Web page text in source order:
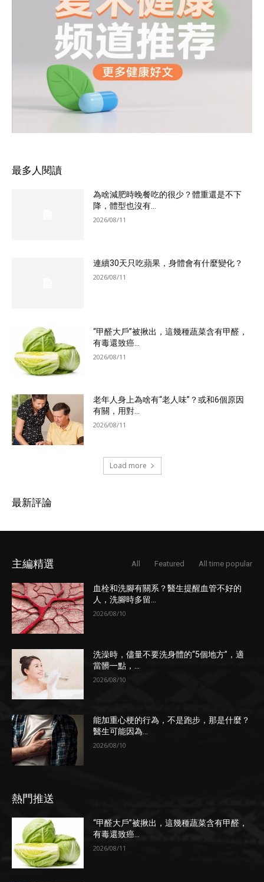
最多人閱讀
為啥減肥時晚餐吃的很少？體重還是不下
降，體型也沒有...
2026/08/11
連續30天只吃蘋果，身體會有什麼變化？
2026/08/11
“甲醛大戶”被揪出，這幾種蔬菜含有甲醛，
有毒還致癌...
2026/08/11
老年人身上為啥有“老人味”？或和6個原因
有關，用對...
2026/08/11
Load more
最新評論
主編精選 All Featured All time popular
血栓和洗腳有關系？醫生提醒血管不好的
人，洗腳時多留...
2026/08/10
洗澡時，儘量不要洗身體的“5個地方”，適
當髒一點，...
2026/08/10
能加重心梗的行為，不是跑步，那是什麼？
醫生可能因為...
2026/08/10
熱門推送
“甲醛大戶”被揪出，這幾種蔬菜含有甲醛，
有毒還致癌...
2026/08/11